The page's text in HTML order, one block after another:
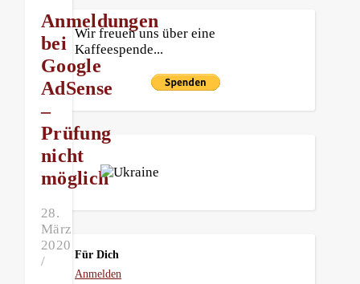
Anmeldungen
bei
Google
AdSense
–
Prüfung
nicht
möglich
28.
März
2020
/
Wir freuen uns über eine
Kaffeespende...
Für Dich
Anmelden